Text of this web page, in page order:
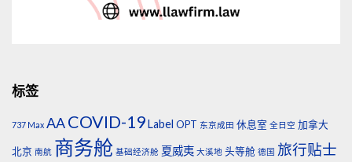
标签
737 Max AACOVID-19Label OPT 东京成田 休息室 全日空 加拿大
北京 南航 商务舱 基础经济舱 夏威夷 大溪地 头等舱 德国 旅行贴士